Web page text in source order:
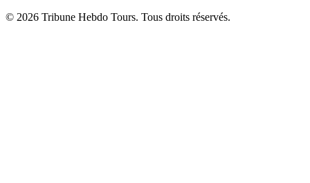
© 2026 Tribune Hebdo Tours. Tous droits réservés.